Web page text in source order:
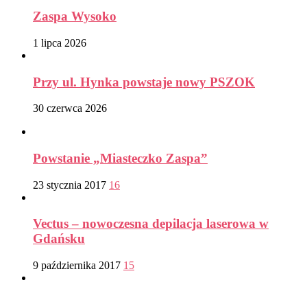
Zaspa Wysoko
1 lipca 2026
Przy ul. Hynka powstaje nowy PSZOK
30 czerwca 2026
Powstanie „Miasteczko Zaspa”
23 stycznia 2017 16
Vectus – nowoczesna depilacja laserowa w
Gdańsku
9 października 2017 15